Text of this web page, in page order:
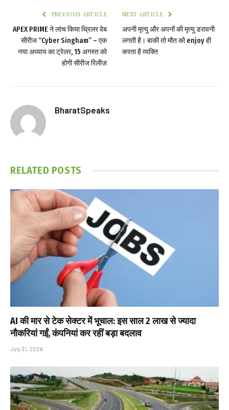
PREVIOUS ARTICLE
APEX PRIME ने लांच किया थ्रिलर वेब
सीरीज “Cyber Singham” – एक
नया अध्याय का ट्रेलर, 15 अगस्त को
होगी सीरीज रिलीज़
NEXT ARTICLE
अपनी मृत्यु और अपनों की मृत्यु डरावनी
लगती है। बाकी तो मौत को enjoy ही
करता है व्यक्ति
BharatSpeaks
RELATED POSTS
AI की मार से टेक सेक्टर में भूचाल: इस साल 2 लाख से ज्यादा
नौकरियां गईं, कंपनियां कर रहीं बड़ा बदलाव
July 31, 2026